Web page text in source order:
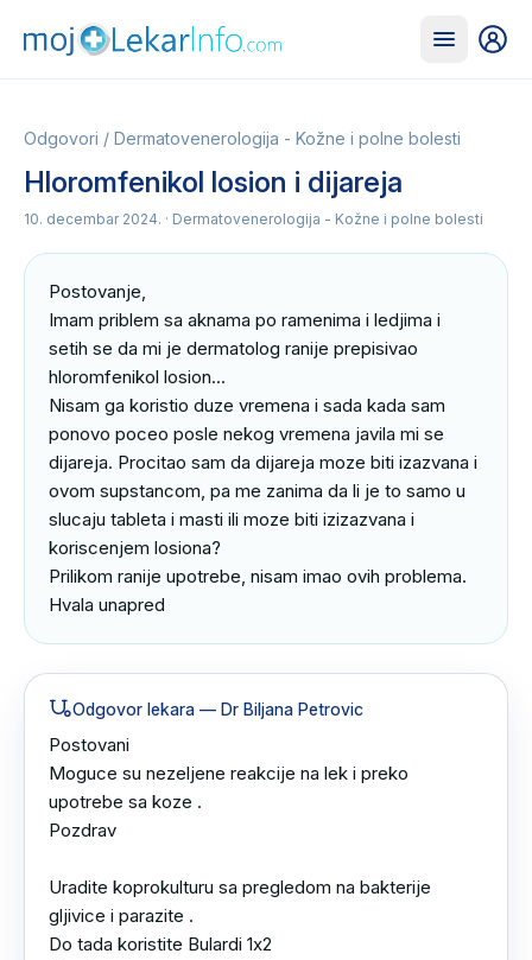
Odgovori / Dermatovenerologija - Kožne i polne bolesti
Hloromfenikol losion i dijareja
10. decembar 2024. · Dermatovenerologija - Kožne i polne bolesti
Postovanje,
Imam priblem sa aknama po ramenima i ledjima i
setih se da mi je dermatolog ranije prepisivao
hloromfenikol losion...
Nisam ga koristio duze vremena i sada kada sam
ponovo poceo posle nekog vremena javila mi se
dijareja. Procitao sam da dijareja moze biti izazvana i
ovom supstancom, pa me zanima da li je to samo u
slucaju tableta i masti ili moze biti izizazvana i
koriscenjem losiona?
Prilikom ranije upotrebe, nisam imao ovih problema.
Hvala unapred
Odgovor lekara — Dr Biljana Petrovic
Postovani
Moguce su nezeljene reakcije na lek i preko
upotrebe sa koze .
Pozdrav
Uradite koprokulturu sa pregledom na bakterije
gljivice i parazite .
Do tada koristite Bulardi 1x2